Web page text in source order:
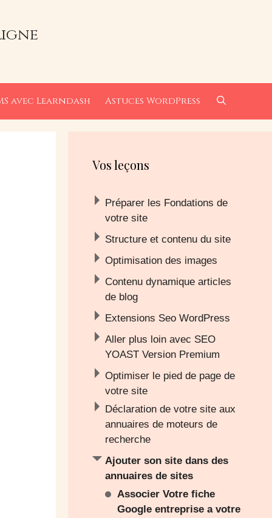
avec Learndash Astuces WordPress
Vos leçons
Préparer les Fondations de
votre site
Structure et contenu du site
Optimisation des images
Contenu dynamique articles
de blog
Extensions Seo WordPress
Aller plus loin avec SEO
YOAST Version Premium
Optimiser le pied de page de
votre site
Déclaration de votre site aux
annuaires de moteurs de
recherche
Ajouter son site dans des
annuaires de sites
Associer Votre fiche
Google entreprise a votre